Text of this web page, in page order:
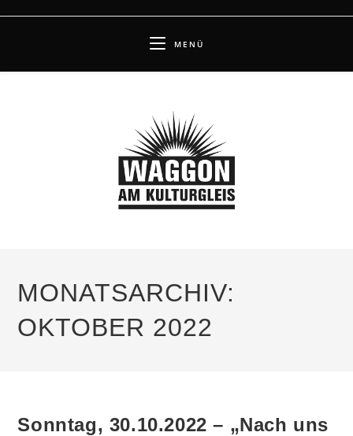
MENÜ
MONATSARCHIV:
OKTOBER 2022
Sonntag, 30.10.2022 – „Nach uns